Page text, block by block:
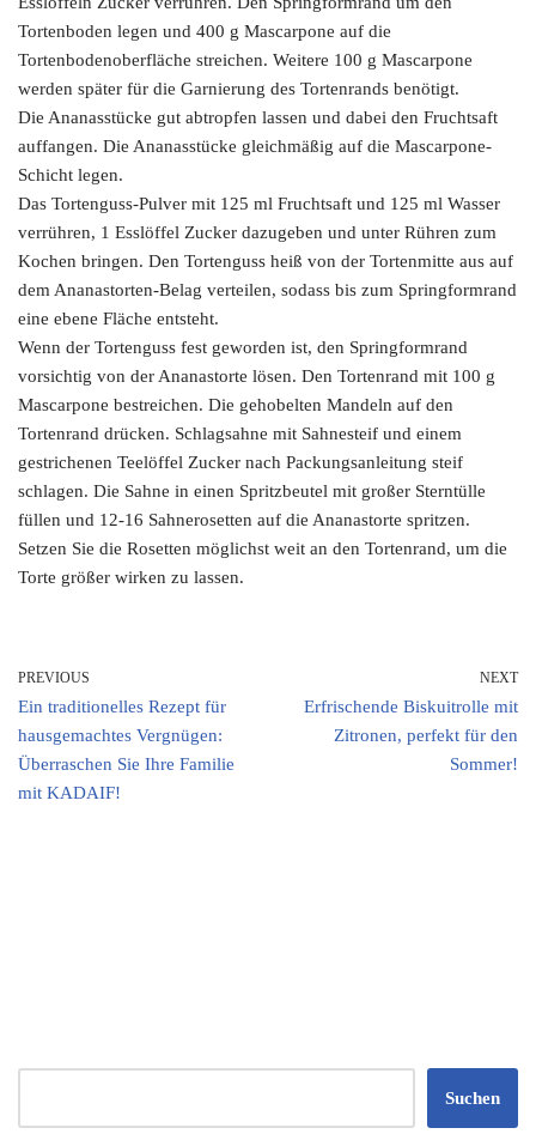
Tortenboden legen und 400 g Mascarpone auf die
Tortenbodenoberfläche streichen. Weitere 100 g Mascarpone
werden später für die Garnierung des Tortenrands benötigt.
Die Ananasstücke gut abtropfen lassen und dabei den Fruchtsaft
auffangen. Die Ananasstücke gleichmäßig auf die Mascarpone-
Schicht legen.
Das Tortenguss-Pulver mit 125 ml Fruchtsaft und 125 ml Wasser
verrühren, 1 Esslöffel Zucker dazugeben und unter Rühren zum
Kochen bringen. Den Tortenguss heiß von der Tortenmitte aus auf
dem Ananastorten-Belag verteilen, sodass bis zum Springformrand
eine ebene Fläche entsteht.
Wenn der Tortenguss fest geworden ist, den Springformrand
vorsichtig von der Ananastorte lösen. Den Tortenrand mit 100 g
Mascarpone bestreichen. Die gehobelten Mandeln auf den
Tortenrand drücken. Schlagsahne mit Sahnesteif und einem
gestrichenen Teelöffel Zucker nach Packungsanleitung steif
schlagen. Die Sahne in einen Spritzbeutel mit großer Sterntülle
füllen und 12-16 Sahnerosetten auf die Ananastorte spritzen.
Setzen Sie die Rosetten möglichst weit an den Tortenrand, um die
Torte größer wirken zu lassen.
PREVIOUS
Ein traditionelles Rezept für
hausgemachtes Vergnügen:
Überraschen Sie Ihre Familie
mit KADAIF!
NEXT
Erfrischende Biskuitrolle mit
Zitronen, perfekt für den
Sommer!
Suchen